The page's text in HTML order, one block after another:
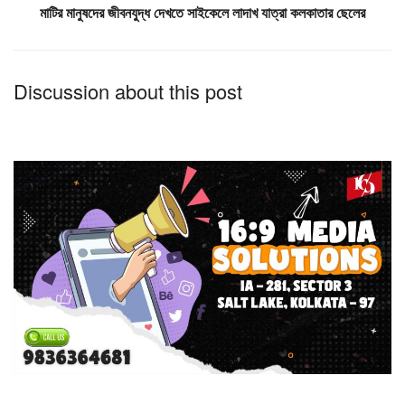
মাটির মানুষদের জীবনযুদ্ধ দেখতে সাইকেলে লাদাখ যাত্রা কলকাতার ছেলের
Discussion about this post